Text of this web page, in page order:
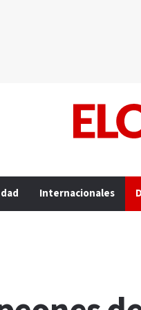
Internacionales